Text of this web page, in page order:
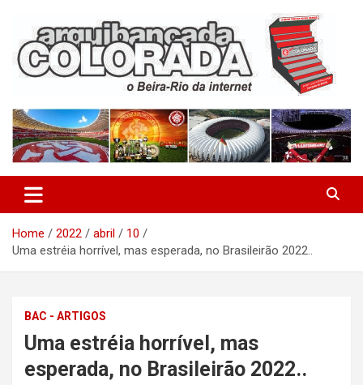
content
Arquibancada Colorada
Home 2022 abril
10
Uma estréia horrível, mas esperada, no Brasileirão 2022..
BAC - ARTIGOS
Uma estréia horrível, mas
esperada, no Brasileirão 2022..